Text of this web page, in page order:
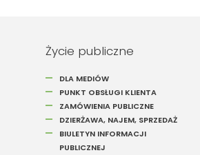
Życie publiczne
DLA MEDIÓW
PUNKT OBSŁUGI KLIENTA
ZAMÓWIENIA PUBLICZNE
DZIERŻAWA, NAJEM, SPRZEDAŻ
BIULETYN INFORMACJI
PUBLICZNEJ